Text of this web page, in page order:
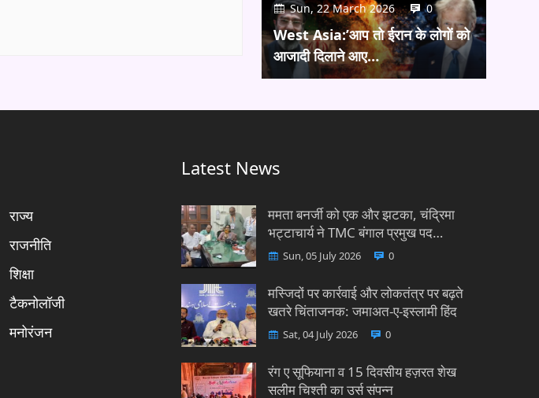
Sun, 22 March 2026 0
West Asia:’आप तो ईरान के लोगों को
आजादी दिलाने आए…
राज्य
राजनीति
शिक्षा
टैकनोलॉजी
मनोरंजन
Latest News
ममता बनर्जी को एक और झटका, चंद्रिमा
भट्टाचार्य ने TMC बंगाल प्रमुख पद…
Sun, 05 July 2026 0
मस्जिदों पर कार्रवाई और लोकतंत्र पर बढ़ते
खतरे चिंताजनक: जमाअत-ए-इस्लामी हिंद
Sat, 04 July 2026 0
रंग ए सूफियाना व 15 दिवसीय हज़रत शेख
सलीम चिश्ती का उर्स संपन्न